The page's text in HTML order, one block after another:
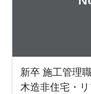
新卒 施工管理
木造非住宅・